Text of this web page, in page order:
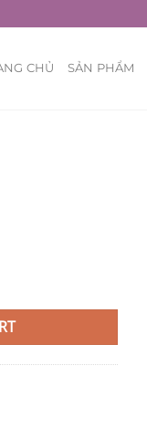
CHỦ SẢN PHẨM